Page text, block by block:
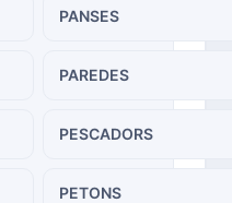
PANSES
PAREDES
PESCADORS
PETONS